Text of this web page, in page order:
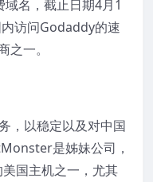
名，截止日期4月1
访问Godaddy的速
一。
，以稳定以及对中国
是姊妹公司，
国主机之一，尤其